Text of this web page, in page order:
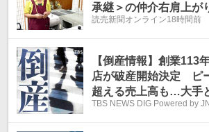
承継＞の仲介右肩上が
読売新聞オンライン18時間前
【倒産情報】創業113
店が破産開始決定 ピ
超える売上高も…大手
禍の影響で赤字に 福井
TBS NEWS DIG Powered by